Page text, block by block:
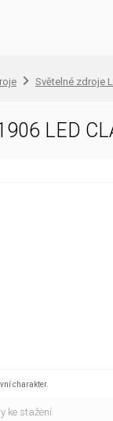
Světelné zdroje
LED
charakter.
ke stažení